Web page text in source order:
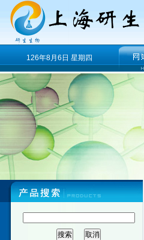
126年8月6日 星期四